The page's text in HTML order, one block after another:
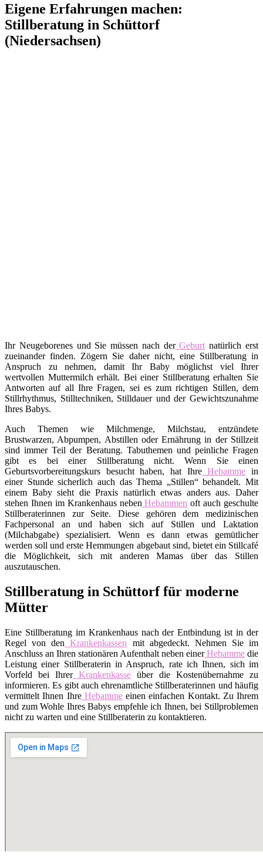
Eigene Erfahrungen machen:
Stillberatung in Schüttorf
(Niedersachsen)
Ihr Neugeborenes und Sie müssen nach derGeburt natürlich erst
zueinander finden. Zögern Sie daher nicht, eine Stillberatung in
Anspruch zu nehmen, damit Ihr Baby möglichst viel Ihrer
wertvollen Muttermilch erhält. Bei einer Stillberatung erhalten Sie
Antworten auf all Ihre Fragen, sei es zum richtigen Stillen, dem
Stillrhythmus, Stilltechniken, Stilldauer und der Gewichtszunahme
Ihres Babys.
Auch Themen wie Milchmenge, Milchstau, entzündete
Brustwarzen, Abpumpen, Abstillen oder Ernährung in der Stillzeit
sind immer Teil der Beratung. Tabuthemen und peinliche Fragen
gibt es bei einer Stillberatung nicht. Wenn Sie einen
Geburtsvorbereitungskurs besucht haben, hat IhreHebamme in
einer Stunde sicherlich auch das Thema „Stillen“ behandelt. Mit
einem Baby sieht die Praxis natürlich etwas anders aus. Daher
stehen Ihnen im Krankenhaus neben Hebammen oft auch geschulte
Stillberaterinnen zur Seite. Diese gehören dem medizinischen
Fachpersonal an und haben sich auf Stillen und Laktation
(Milchabgabe) spezialisiert. Wenn es dann etwas gemütlicher
werden soll und erste Hemmungen abgebaut sind, bietet ein Stillcafé
die Möglichkeit, sich mit anderen Mamas über das Stillen
auszutauschen.
Stillberatung in Schüttorf für moderne
Mütter
Eine Stillberatung im Krankenhaus nach der Entbindung ist in der
Regel von den Krankenkassen mit abgedeckt. Nehmen Sie im
Anschluss an Ihren stationären Aufenthalt neben einerHebamme die
Leistung einer Stillberaterin in Anspruch, rate ich Ihnen, sich im
Vorfeld bei IhrerKrankenkasse über die Kostenübernahme zu
informieren. Es gibt auch ehrenamtliche Stillberaterinnen und häufig
vermittelt Ihnen IhreHebammeeinen einfachen Kontakt. Zu Ihrem
und zum Wohle Ihres Babys empfehle ich Ihnen, bei Stillproblemen
nicht zu warten und eine Stillberaterin zu kontaktieren.